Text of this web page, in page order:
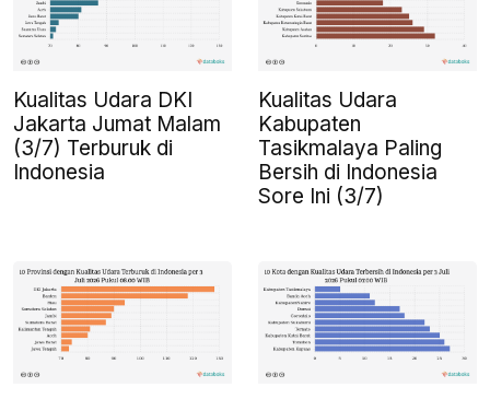
Kualitas Udara DKI
Jakarta Jumat Malam
(3/7) Terburuk di
Indonesia
Kualitas Udara
Kabupaten
Tasikmalaya Paling
Bersih di Indonesia
Sore Ini (3/7)